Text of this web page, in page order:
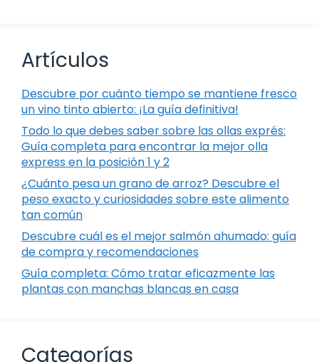
Artículos
Descubre por cuánto tiempo se mantiene fresco
un vino tinto abierto: ¡La guía definitiva!
Todo lo que debes saber sobre las ollas exprés:
Guía completa para encontrar la mejor olla
express en la posición 1 y 2
¿Cuánto pesa un grano de arroz? Descubre el
peso exacto y curiosidades sobre este alimento
tan común
Descubre cuál es el mejor salmón ahumado: guía
de compra y recomendaciones
Guía completa: Cómo tratar eficazmente las
plantas con manchas blancas en casa
Categorías